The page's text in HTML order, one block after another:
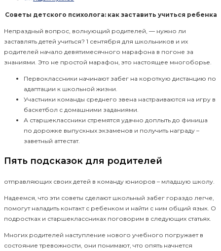
Советы детского психолога: как заставить учиться ребенка
Непраздный вопрос, волнующий родителей, — нужно ли
заставлять детей учиться? 1 сентября для школьников и их
родителей начало девятимесячного марафона в погоне за
знаниями. Это не простой марафон, это настоящее многоборье.
Первоклассники начинают забег на короткую дистанцию по
адаптации к школьной жизни.
Участники команды среднего звена настраиваются на игру в
баскетбол с домашними заданиями.
А старшеклассники стремятся удачно доплыть до финиша
по дорожке выпускных экзаменов и получить награду –
заветный аттестат.
Пять подсказок для родителей
отправляющих своих детей в команду юниоров – младшую школу.
Надеемся, что эти советы сделают школьный забег гораздо легче,
помогут наладить контакт с ребенком и найти с ним общий язык. О
подростках и старшеклассниках поговорим в следующих статьях.
Многих родителей наступление нового учебного погружает в
состояние тревожности, они понимают, что опять начнется